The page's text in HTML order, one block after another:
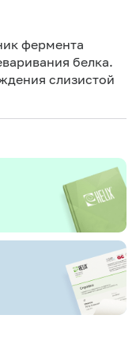
фермента
белка.
слизистой